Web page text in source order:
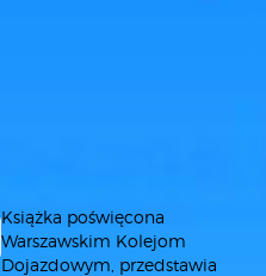
Książka poświęcona
Warszawskim Kolejom
Dojazdowym, przedstawia